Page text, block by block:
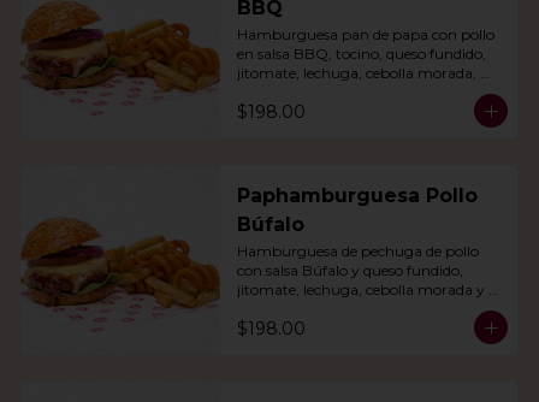
BBQ
Hamburguesa pan de papa con pollo
en salsa BBQ, tocino, queso fundido,
jitomate, lechuga, cebolla morada,
$198.00
Paphamburguesa Pollo
Búfalo
Hamburguesa de pechuga de pollo
con salsa Búfalo y queso fundido,
jitomate, lechuga, cebolla morada y
nuestra salsa especial. Con papas fritas
y rizo.
$198.00